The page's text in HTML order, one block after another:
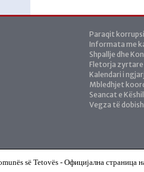
Paraqit
Informata me
Shpallje dhe
Fletorja zyrtare
Kalendari i
Mbledhjet
Seancat e
Vegza të
së Tetovës - Официјална